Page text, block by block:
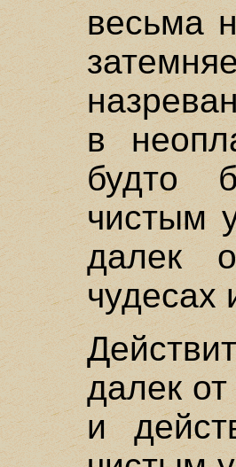
весьма
в
будто
чистым
далек
чудесах
далек
и